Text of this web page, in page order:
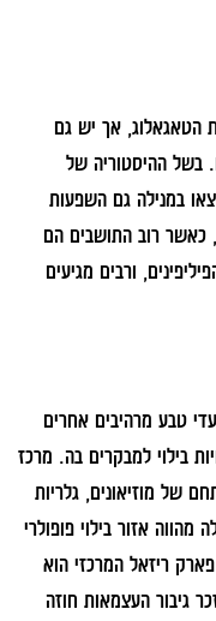
הטאגאלוג, אך יש גם
בשל ההיסטוריה של
במנילה גם השפעות
כאשר רוב התושבים הם
ורבים מגיעים
טבע מרהיבים אחרים
בילוי למבקרים בה. מרכז
של מוזיאונים, גלריות
אזור בילוי פופולרי
ריזאל המרכזי הוא
גיבור העצמאות חוזה